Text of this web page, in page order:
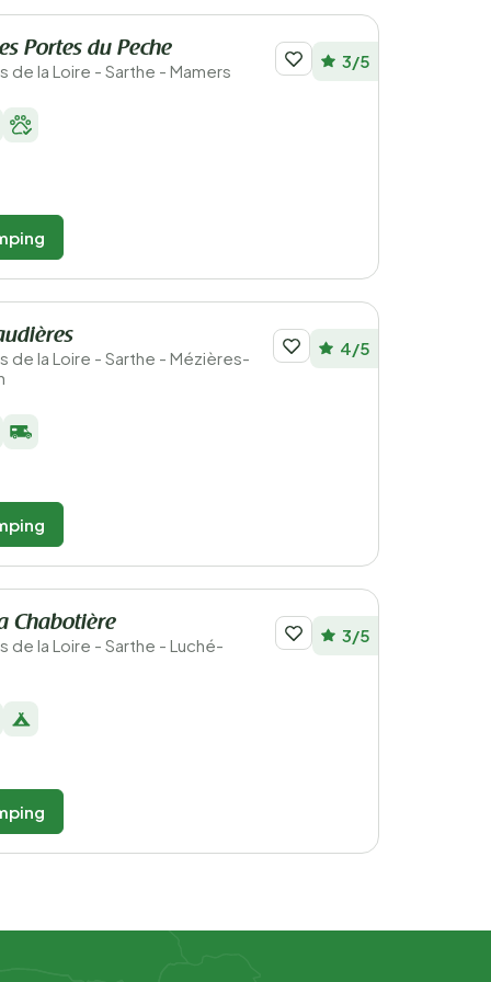
Portes du Peche
de la Loire - Sarthe - Mamers 3/5
de la Loire - Sarthe - Mézières-
4/5
Chabotière
de la Loire - Sarthe - Luché- 3/5